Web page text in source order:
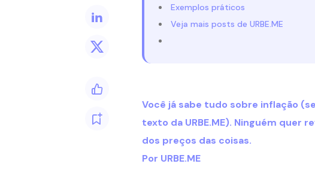
Exemplos práticos
Veja mais posts de URBE.ME
Você já sabe tudo sobre inflação
texto da URBE.ME). Ninguém quer
dos preços das coisas.
Por URBE.ME